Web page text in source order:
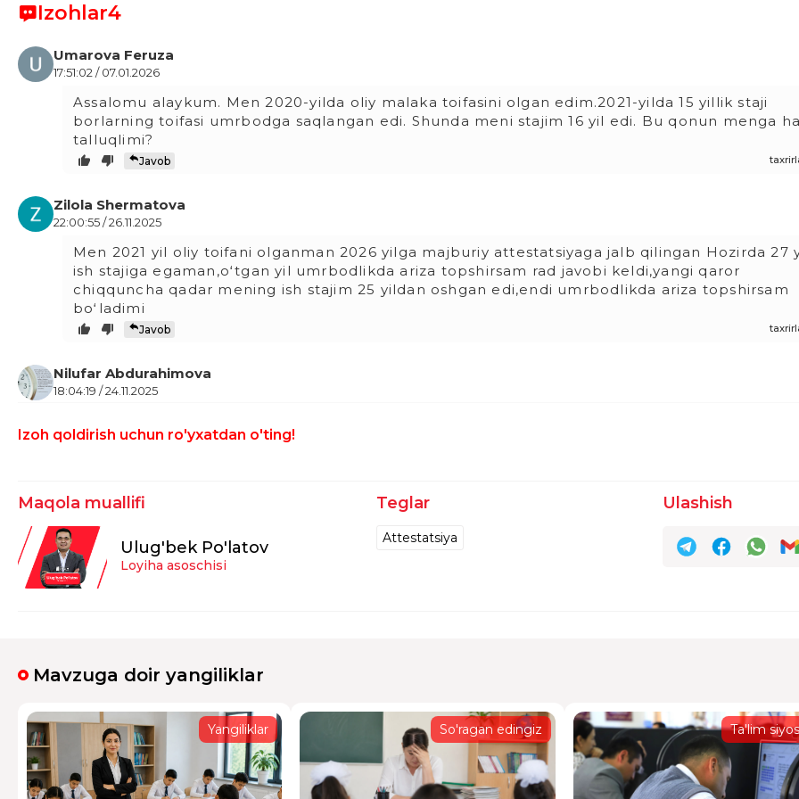
Izohlar4
Umarova Feruza
17:51:02 / 07.01.2026
Assalomu alaykum. Men 2020-yilda oliy malaka toifasini olgan edim.2021-yilda 15 yillik staji
borlarning toifasi umrbodga saqlangan edi. Shunda meni stajim 16 yil edi. Bu qonun menga
talluqlimi?
Javob
Zilola Shermatova
22:00:55 / 26.11.2025
Men 2021 yil oliy toifani olganman 2026 yilga majburiy attestatsiyaga jalb qilingan Hozirda 27
ish stajiga egaman,oʻtgan yil umrbodlikda ariza topshirsam rad javobi keldi,yangi qaror
chiqquncha qadar mening ish stajim 25 yildan oshgan edi,endi umrbodlikda ariza topshirsam
boʻladimi
Javob
Nilufar Abdurahimova
18:04:19 / 24.11.2025
toifasini saqlashim kerak.Xozirda esa dekret ta'tilidaman.2027 yilgacha ishga qaytaman va
va boshqalar uchun ped.mahoratdan yechib chiqsam ,shunda men yuqoridagi imkonoyatlarga
da'vogarlik qila olamanmi?
Jumaqul Eshonqulov
tushirildi . Qanday avvalgi toifamni tiklashim mumkin ?
Javob
Izoh qoldirish uchun ro'yxatdan o'ting!
Maqola muallifi
Ulug'bek Po'latov
Loyiha asoschisi
Teglar
Attestatsiya
Ulashish
Mavzuga doir yangiliklar
Yangiliklar So'ragan edingiz Ta'lim